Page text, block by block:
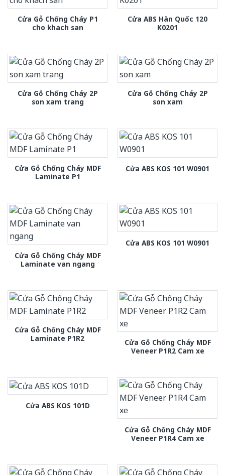
Cửa Gỗ Chống Cháy P1
cho khach san
Cửa ABS Hàn Quốc 120
K0201
Cửa Gỗ Chống Cháy 2P
son xam trang
Cửa Gỗ Chống Cháy 2P
son xam
Cửa Gỗ Chống Cháy MDF
Laminate P1
Cửa ABS KOS 101 W0901
Cửa Gỗ Chống Cháy MDF
Laminate van ngang
Cửa ABS KOS 101 W0901
Cửa Gỗ Chống Cháy MDF
Laminate P1R2
Cửa Gỗ Chống Cháy MDF
Veneer P1R2 Cam xe
Cửa ABS KOS 101D
Cửa Gỗ Chống Cháy MDF
Veneer P1R4 Cam xe